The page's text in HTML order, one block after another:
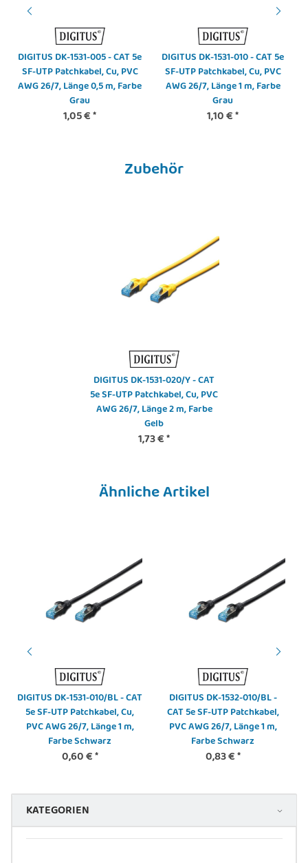
DIGITUS DK-1531-005 - CAT 5e
SF-UTP Patchkabel, Cu, PVC
AWG 26/7, Länge 0,5 m, Farbe
Grau
1,05 €*
DIGITUS DK-1531-010 - CAT 5e
SF-UTP Patchkabel, Cu, PVC
AWG 26/7, Länge 1 m, Farbe
Grau
1,10 €*
Zubehör
DIGITUS DK-1531-020/Y - CAT
5e SF-UTP Patchkabel, Cu, PVC
AWG 26/7, Länge 2 m, Farbe
Gelb
1,73 €*
Ähnliche Artikel
DIGITUS DK-1531-010/BL - CAT
5e SF-UTP Patchkabel, Cu,
PVC AWG 26/7, Länge 1 m,
Farbe Schwarz
0,60 €*
DIGITUS DK-1532-010/BL -
CAT 5e SF-UTP Patchkabel,
PVC AWG 26/7, Länge 1 m,
Farbe Schwarz
0,83 €*
KATEGORIEN